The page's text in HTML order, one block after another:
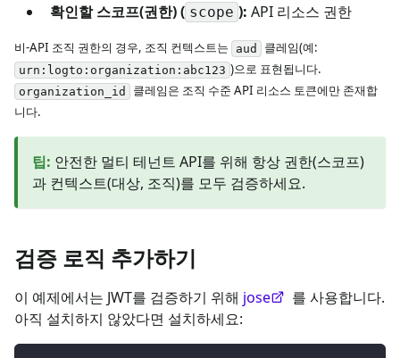
확인할 스코프(권한) ( scope ): API 리소스 권한
비-API 조직 권한의 경우, 조직 컨텍스트는 aud 클레임(예:
urn:logto:organization:abc123 )으로 표현됩니다.
organization_id
클레임은 조직 수준 API 리소스 토큰에만 존재합
니다.
팁: 안전한 멀티 테넌트 API를 위해 항상 권한(스코프)
과 컨텍스트(대상, 조직)를 모두 검증하세요.
검증 로직 추가하기
이 예제에서는 JWT를 검증하기 위해 jose
를 사용합니다.
아직 설치하지 않았다면 설치하세요: